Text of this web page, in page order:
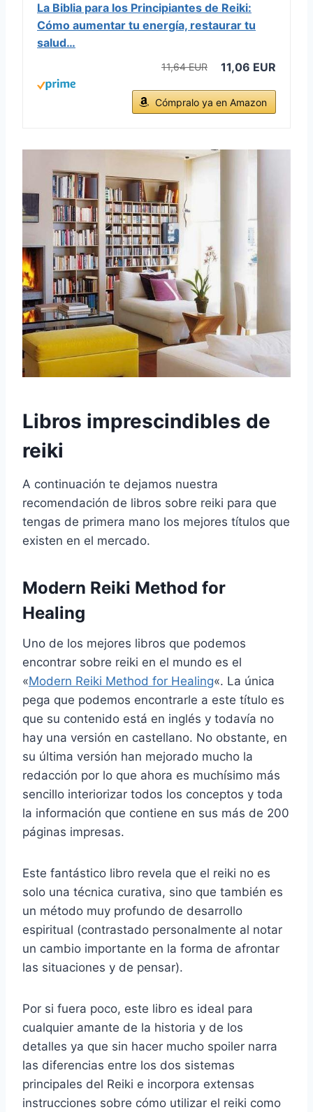
La Biblia para los Principiantes de Reiki:
Cómo aumentar tu energía, restaurar tu
salud…
11,64 EUR 11,06 EUR
Cómpralo ya en Amazon
Libros imprescindibles de
reiki
A continuación te dejamos nuestra
recomendación de libros sobre reiki para que
tengas de primera mano los mejores títulos que
existen en el mercado.
Modern Reiki Method for
Healing
Uno de los mejores libros que podemos
encontrar sobre reiki en el mundo es el
«Modern Reiki Method for Healing«. La única
pega que podemos encontrarle a este título es
que su contenido está en inglés y todavía no
hay una versión en castellano. No obstante, en
su última versión han mejorado mucho la
redacción por lo que ahora es muchísimo más
sencillo interiorizar todos los conceptos y toda
la información que contiene en sus más de 200
páginas impresas.
Este fantástico libro revela que el reiki no es
solo una técnica curativa, sino que también es
un método muy profundo de desarrollo
espiritual (contrastado personalmente al notar
un cambio importante en la forma de afrontar
las situaciones y de pensar).
Por si fuera poco, este libro es ideal para
cualquier amante de la historia y de los
detalles ya que sin hacer mucho spoiler narra
las diferencias entre los dos sistemas
principales del Reiki e incorpora extensas
instrucciones sobre cómo utilizar el reiki como